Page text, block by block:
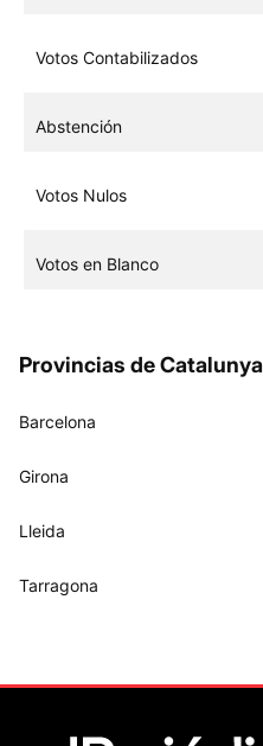
Votos Contabilizados
Abstención
Votos Nulos
Votos en Blanco
Provincias de Catalunya
Barcelona
Girona
Lleida
Tarragona